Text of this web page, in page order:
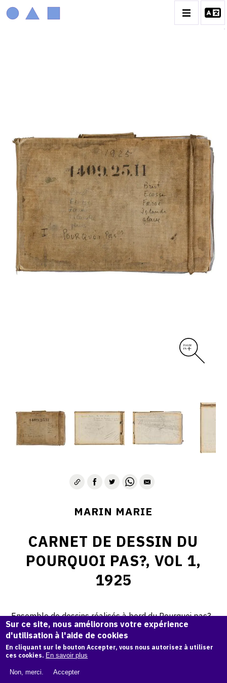
CATALOGUE DES OEUVRES
CONTACT
MARIN MARIE
CARNET DE DESSIN DU
POURQUOI PAS?, VOL 1,
1925
Ensemble de dessins réalisés à bord du Pourquoi pas?,
Brest, Ecosse, Féroé, Islande, 106 pages, 17,5 x 26 cm,
1925.
Collection des Archives départementales de la
Sur ce site, nous améliorons votre expérience
d'utilisation à l'aide de cookies
En cliquant sur le bouton Accepter, vous nous autorisez à utiliser
ces cookies. En savoir plus
Non, merci. Accepter